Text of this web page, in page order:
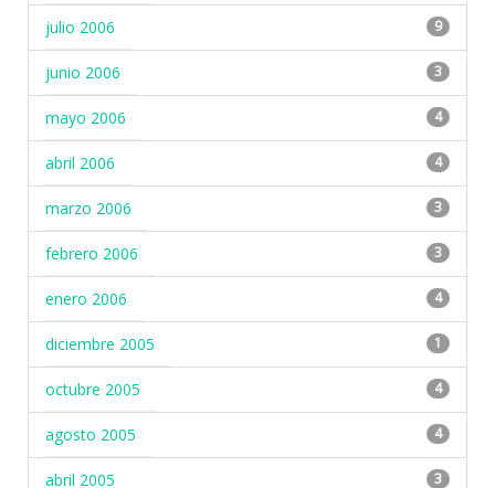
julio 2006 9
junio 2006 3
mayo 2006 4
abril 2006 4
marzo 2006 3
febrero 2006 3
enero 2006 4
diciembre 2005 1
octubre 2005 4
agosto 2005 4
abril 2005 3